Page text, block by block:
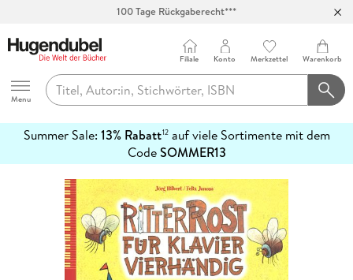
100 Tage Rückgaberecht***
Hugendubel
Menu
Filiale Konto Merkzettel Warenkorb
Summer Sale: 13% Rabatt12auf viele Sortimente mit dem
CodeSOMMER13
erfahren